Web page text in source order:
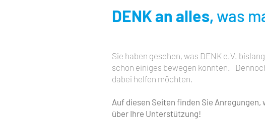
DENK an alles, was
Sie haben gesehen, was DENK e.V.
schon einiges bewegen konnten.
dabei helfen möchten.
Auf diesen Seiten finden Sie
über Ihre Unterstützung!